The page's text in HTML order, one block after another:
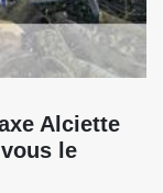
Alciette
le